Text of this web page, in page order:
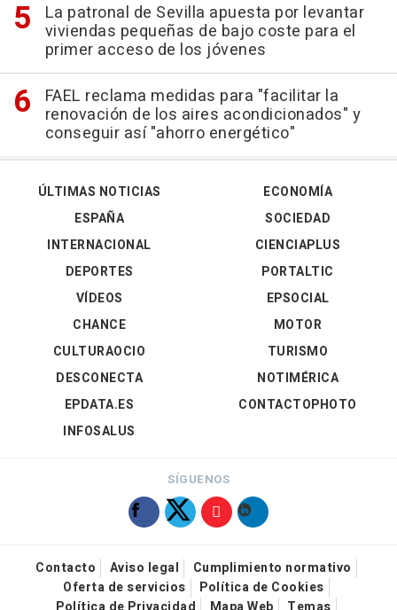
La patronal de Sevilla apuesta por levantar
viviendas pequeñas de bajo coste para el
primer acceso de los jóvenes
FAEL reclama medidas para "facilitar la
renovación de los aires acondicionados" y
conseguir así "ahorro energético"
ÚLTIMAS NOTICIAS
ESPAÑA
INTERNACIONAL
DEPORTES
VÍDEOS
ECONOMÍA
SOCIEDAD
CIENCIAPLUS
PORTALTIC
EPSOCIAL
CHANCE
CULTURAOCIO
DESCONECTA
EPDATA.ES
INFOSALUS
MOTOR
TURISMO
NOTIMÉRICA
CONTACTOPHOTO
SÍGUENOS
Contacto Aviso legal
Cumplimiento normativo
Oferta de servicios
Política de Cookies